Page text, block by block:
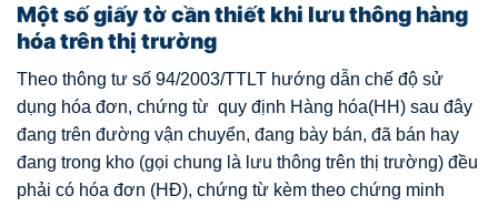
Một số giấy tờ cần thiết khi lưu thông hàng
hóa trên thị trường
Theo thông tư số 94/2003/TTLT hướng dẫn chế độ sử
dụng hóa đơn, chứng từ quy định Hàng hóa(HH) sau đây
đang trên đường vận chuyển, đang bày bán, đã bán hay
đang trong kho (gọi chung là lưu thông trên thị trường) đều
phải có hóa đơn (HĐ), chứng từ kèm theo chứng minh